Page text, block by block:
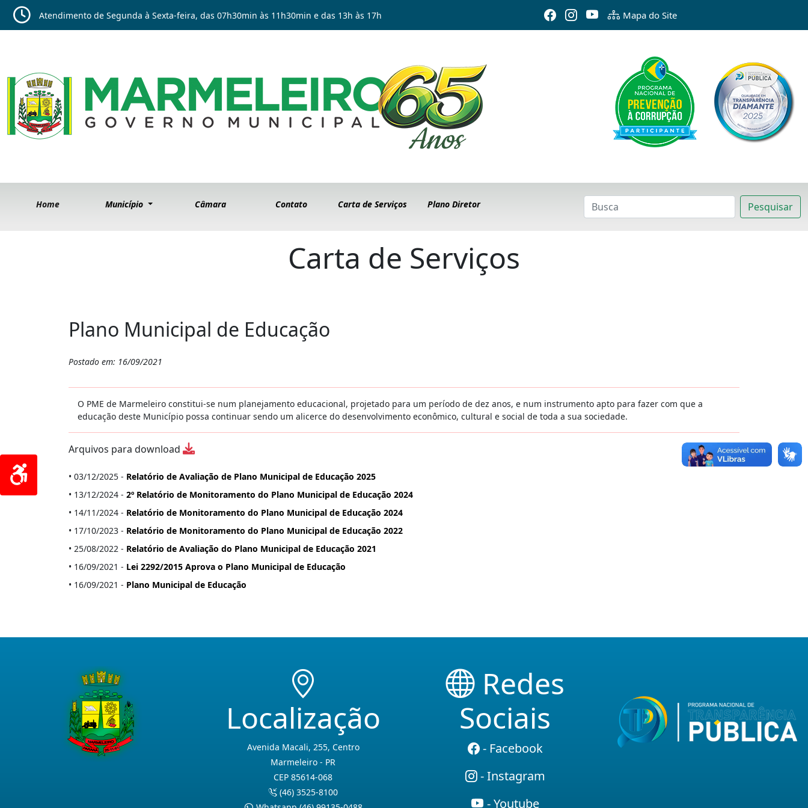
Atendimento de Segunda à Sexta-feira, das 07h30min às 11h30min e das 13h às 17h Mapa do Site
Home Município Câmara Contato Carta de Serviços Plano Diretor Pesquisar
Carta de Serviços
Plano Municipal de Educação
Postado em: 16/09/2021
O PME de Marmeleiro constitui-se num planejamento educacional, projetado para um período de dez anos, e num instrumento apto para fazer com que a
educação deste Município possa continuar sendo um alicerce do desenvolvimento econômico, cultural e social de toda a sua sociedade.
Arquivos para download
• 03/12/2025 - Relatório de Avaliação de Plano Municipal de Educação 2025
• 13/12/2024 - 2º Relatório de Monitoramento do Plano Municipal de Educação 2024
• 14/11/2024 - Relatório de Monitoramento do Plano Municipal de Educação 2024
• 17/10/2023 - Relatório de Monitoramento do Plano Municipal de Educação 2022
• 25/08/2022 - Relatório de Avaliação do Plano Municipal de Educação 2021
• 16/09/2021 - Lei 2292/2015 Aprova o Plano Municipal de Educação
• 16/09/2021 - Plano Municipal de Educação
Localização
Avenida Macali, 255, Centro
Marmeleiro - PR
CEP 85614-068
(46) 3525-8100
Redes
Sociais
- Facebook
- Instagram
- Youtube